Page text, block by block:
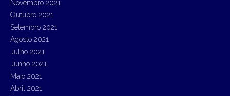
Novembro 2021
Outubro 2021
Setembro 2021
Agosto 2021
Julho 2021
Junho 2021
Maio 2021
Abril 2021